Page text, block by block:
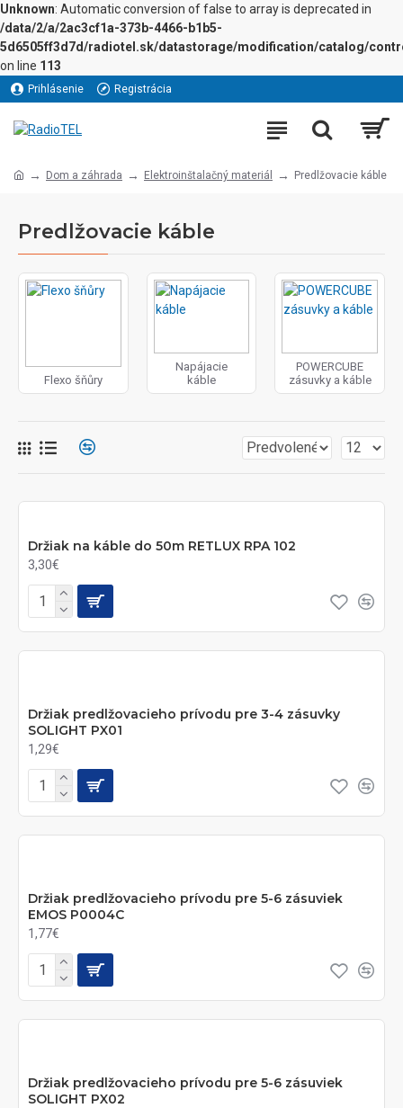
Unknown: Automatic conversion of false to array is deprecated in
/data/2/a/2ac3cf1a-373b-4466-b1b5-
5d6505ff3d7d/radiotel.sk/datastorage/modification/catalog/
on line 113
Prihlásenie Registrácia
Dom a záhrada Elektroinštalačný materiál Predlžovacie káble
Predlžovacie káble
Flexo šňůry
Napájacie
káble
POWERCUBE
zásuvky a káble
Držiak na káble do 50m RETLUX RPA 102
3,30€
Držiak predlžovacieho prívodu pre 3-4 zásuvky
SOLIGHT PX01
1,29€
Držiak predlžovacieho prívodu pre 5-6 zásuviek
EMOS P0004C
1,77€
Držiak predlžovacieho prívodu pre 5-6 zásuviek
SOLIGHT PX02